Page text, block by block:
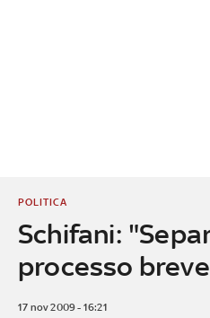
Schifani:
processo
POLITICA
17 nov 2009 - 16:21